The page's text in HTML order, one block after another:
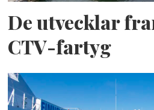
De utvecklar
CTV-fartyg